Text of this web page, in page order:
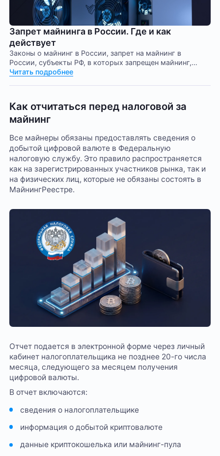
Запрет майнинга в России. Где и как
действует
Законы о майнинг в России, запрет на майнинг в
России, субъекты РФ, в которых запрещен майнинг,
кому запрещено майнить, легальный майнинг.
Читать подробнее
Как отчитаться перед налоговой за
майнинг
Все майнеры обязаны предоставлять сведения о
добытой цифровой валюте в Федеральную
налоговую службу. Это правило распространяется
как на зарегистрированных участников рынка, так и
на физических лиц, которые не обязаны состоять в
МайнингРеестре.
Отчет подается в электронной форме через личный
кабинет налогоплательщика не позднее 20-го числа
месяца, следующего за месяцем получения
цифровой валюты.
В отчет включаются:
сведения о налогоплательщике
информация о добытой криптовалюте
данные криптокошелька или майнинг-пула